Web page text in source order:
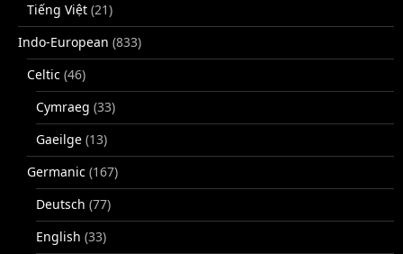
Tiếng Việt (21)
Indo-European (833)
Celtic (46)
Cymraeg (33)
Gaeilge (13)
Germanic (167)
Deutsch (77)
English (33)